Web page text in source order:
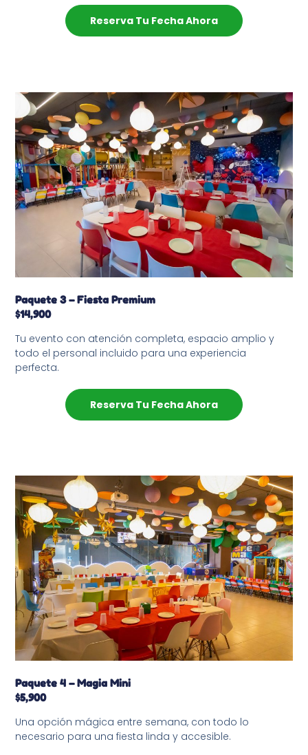
Reserva Tu Fecha Ahora
Paquete 3 – Fiesta Premium
$14,900
Tu evento con atención completa, espacio amplio y
todo el personal incluido para una experiencia
perfecta.
Reserva Tu Fecha Ahora
Paquete 4 – Magia Mini
$5,900
Una opción mágica entre semana, con todo lo
necesario para una fiesta linda y accesible.